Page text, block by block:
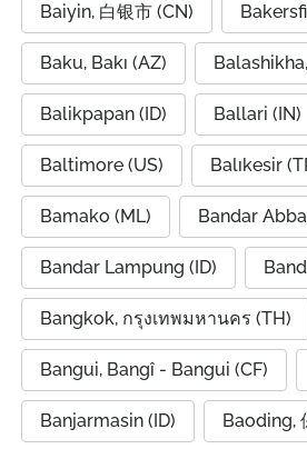
Baiyin, 白银市 (CN)
Baku, Bakı (AZ)
Balikpapan (ID) Ballari (IN)
Baltimore (US) Balıkesir
Bamako (ML)
Bandar Lampung (ID)
Bangkok, กรุงเทพมหานคร (TH)
Bangui, Bangî - Bangui (CF)
Banjarmasin (ID) Baoding,